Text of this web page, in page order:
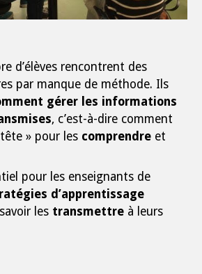
d’élèves rencontrent des
par manque de méthode. Ils
gérer les informations
, c’est-à-dire comment
» pour les comprendre et
pour les enseignants de
d’apprentissage
les transmettre à leurs